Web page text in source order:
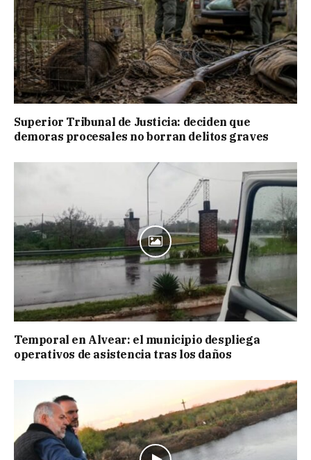
Superior Tribunal de Justicia: deciden que
demoras procesales no borran delitos graves
Temporal en Alvear: el municipio despliega
operativos de asistencia tras los daños